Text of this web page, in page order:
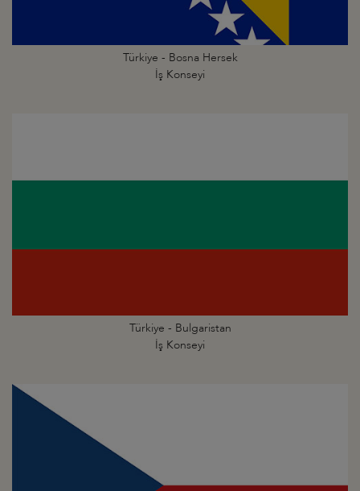
Türkiye - Bosna Hersek
İş Konseyi
Türkiye - Bulgaristan
İş Konseyi